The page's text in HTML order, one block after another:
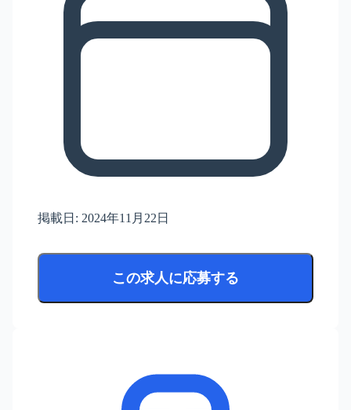
掲載日: 2024年11月22日
この求人に応募する